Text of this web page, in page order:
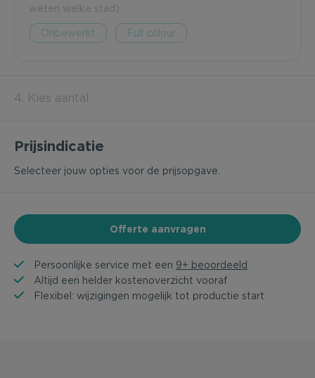
weten welke stad)
Onbewerkt Full colour
4. Kies aantal
Prijsindicatie
Selecteer jouw opties voor de prijsopgave.
Offerte aanvragen
Persoonlijke service met een 9+ beoordeeld
Altijd een helder kostenoverzicht vooraf
Flexibel: wijzigingen mogelijk tot productie start